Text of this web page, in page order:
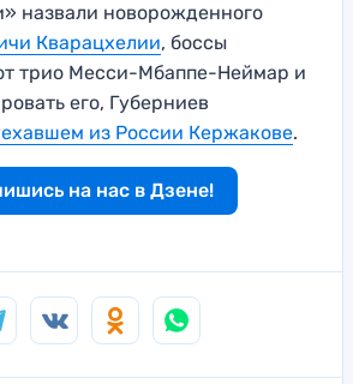
назвали новорожденного
Кварацхелии, боссы
трио Месси-Мбаппе-Неймар и
его, Губерниев
из России Кержакове.
на нас в Дзене!